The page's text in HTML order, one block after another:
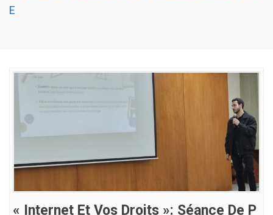
E
« Internet Et Vos Droits »: Séance De P